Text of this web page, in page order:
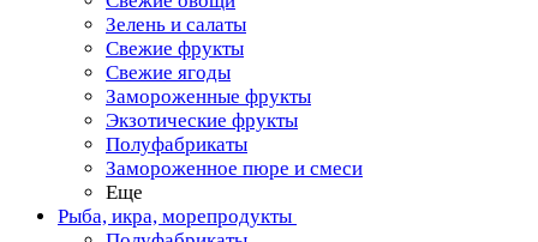
Зелень и салаты
Свежие фрукты
Свежие ягоды
Замороженные фрукты
Экзотические фрукты
Полуфабрикаты
Замороженное пюре и смеси
Еще
Рыба, икра, морепродукты